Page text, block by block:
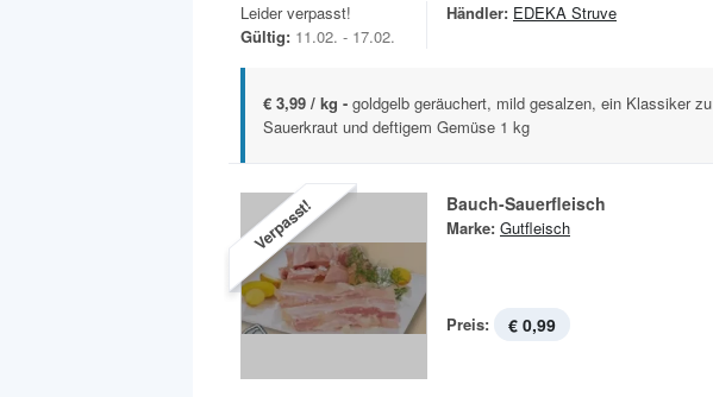
Leider verpasst!
Gültig: 11.02. - 17.02.
Händler: EDEKA Struve
€ 3,99 / kg - goldgelb geräuchert, mild gesalzen, ein Klassiker zu
Sauerkraut und deftigem Gemüse 1 kg
Verpasst! Bauch-Sauerfleisch
Marke: Gutfleisch
Preis: € 0,99